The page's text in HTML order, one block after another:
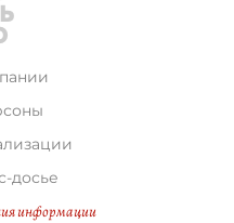
досье
информации